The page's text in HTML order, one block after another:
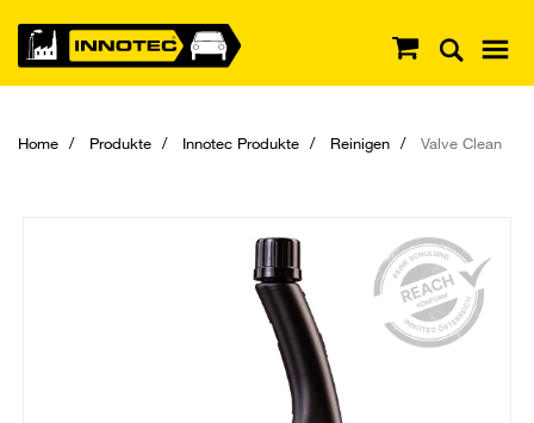
Home Produkte Innotec Produkte Reinigen Valve Clean